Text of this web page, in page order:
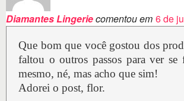
Diamantes Lingeriecomentou em 6 de
Que bom que você gostou dos
faltou o outros passos para ver se
mesmo, né, mas acho que sim!
Adorei o post, flor.